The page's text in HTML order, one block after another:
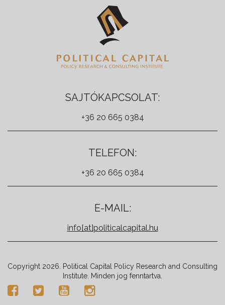
SAJTÓKAPCSOLAT:
+36 20 665 0384
TELEFON:
+36 20 665 0384
E-MAIL:
info[at]politicalcapital.hu
Copyright 2026. Political Capital Policy Research and Consulting
Institute. Minden jog fenntartva.